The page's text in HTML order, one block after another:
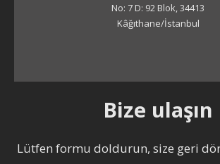
No: 7 D: 92 Blok, 34413
Kâğıthane/İstanbul
Bize ulaşın
Lütfen formu doldurun, size geri